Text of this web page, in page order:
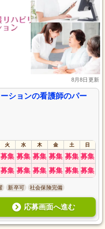
8月8日更新
ションの看護師のパー
火 水 木 金 土 日
募集 募集 募集 募集 募集 募集
募集 募集 募集 募集 募集 募集
新卒可 社会保険完備
応募画面へ進む